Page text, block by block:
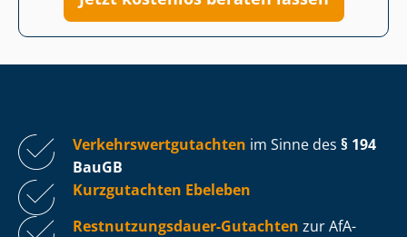
Ver­kehrs­wert­gut­ach­ten im Sinne des § 194
BauGB
Kurzgutachten Ebeleben
Rest­nut­zungs­dau­er-Gutachten zur AfA-